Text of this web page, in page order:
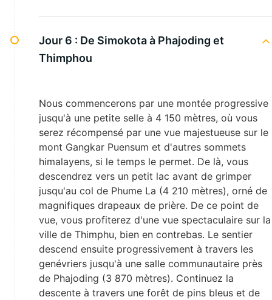
Jour 6 : De Simokota à Phajoding et
Thimphou
Nous commencerons par une montée progressive
jusqu'à une petite selle à 4 150 mètres, où vous
serez récompensé par une vue majestueuse sur le
mont Gangkar Puensum et d'autres sommets
himalayens, si le temps le permet. De là, vous
descendrez vers un petit lac avant de grimper
jusqu'au col de Phume La (4 210 mètres), orné de
magnifiques drapeaux de prière. De ce point de
vue, vous profiterez d'une vue spectaculaire sur la
ville de Thimphu, bien en contrebas. Le sentier
descend ensuite progressivement à travers les
genévriers jusqu'à une salle communautaire près
de Phajoding (3 870 mètres). Continuez la
descente à travers une forêt de pins bleus et de